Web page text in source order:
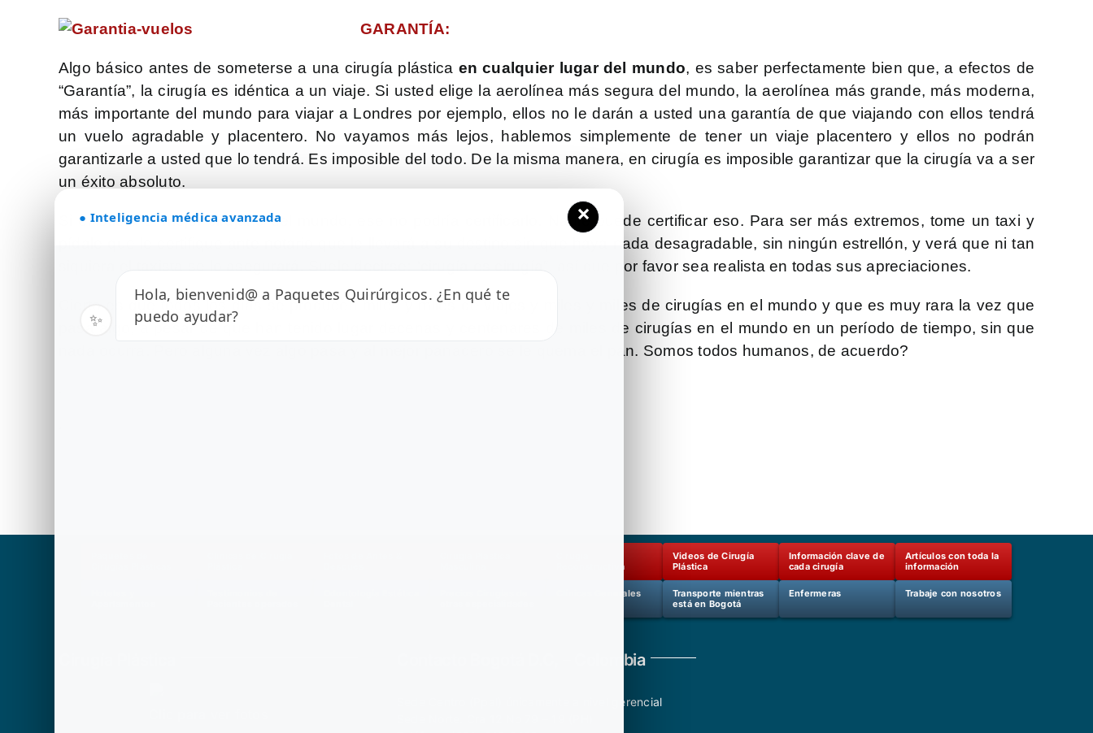
GARANTÍA:
Algo básico antes de someterse a una cirugía plástica en cualquier lugar del mundo, es saber perfectamente bien que, a efectos de
“Garantía”, la cirugía es idéntica a un viaje. Si usted elige la aerolínea más segura del mundo, la aerolínea más grande, más moderna,
más importante del mundo para viajar a Londres por ejemplo, ellos no le darán a usted una garantía de que viajando con ellos tendrá
un vuelo agradable y placentero. No vayamos más lejos, hablemos simplemente de tener un viaje placentero y ellos no podrán
garantizarle a usted que lo tendrá. Es imposible del todo. De la misma manera, en cirugía es imposible garantizar que la cirugía va a ser
un éxito absoluto.
Si existiera el mejor cirujano del mundo, ese no podría certificarlo. Nadie puede certificar eso. Para ser más extremos, tome un taxi y
pídale que le certifique ante notario que le llevará a su destino sin que haya nada desagradable, sin ningún estrellón, y verá que ni tan
siquiera el taxista se lo asegurará. Suele decirse: “cirugía es cirugía”, así que por favor sea realista en todas sus apreciaciones.
Cierto es que todos los días se producen miles y miles de viajes y miles y miles de cirugías en el mundo y que es muy rara la vez que
pasa algo, a pesar de que han tenido lugar decenas y centenares de miles de cirugías en el mundo en un período de tiempo, sin que
nada ocurra. Pero alguna vez algo pasa y al mejor panadero se le quema el pan. Somos todos humanos, de acuerdo?
Reconstructiva
Videos de Cirugía
Plástica
Información clave de
cada cirugía
Artículos con toda la
información
Clínicas Generales
Transporte mientras
está en Bogotá
Enfermeras Trabaje con nosotros
Contacto Bogotá D.C, – Colombia
Sede Centro (Ppal) únicamente a nivel gerencial
● Inteligencia médica avanzada ×
Hola, bienvenid@ a Paquetes Quirúrgicos. ¿En qué te
puedo ayudar?